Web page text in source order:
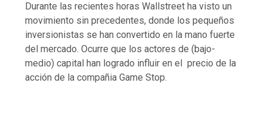
Durante las recientes horas Wallstreet ha visto un
movimiento sin precedentes, donde los pequeños
inversionistas se han convertido en la mano fuerte
del mercado. Ocurre que los actores de (bajo-
medio) capital han logrado influir en el precio de la
acción de la compañia Game Stop.